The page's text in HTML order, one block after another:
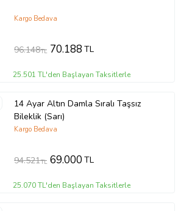
Kargo Bedava
96.148TL 70.188TL
25.501 TL'den Başlayan Taksitlerle
14 Ayar Altın Damla Sıralı Taşsız
Bileklik (Sarı)
Kargo Bedava
94.521TL 69.000TL
25.070 TL'den Başlayan Taksitlerle